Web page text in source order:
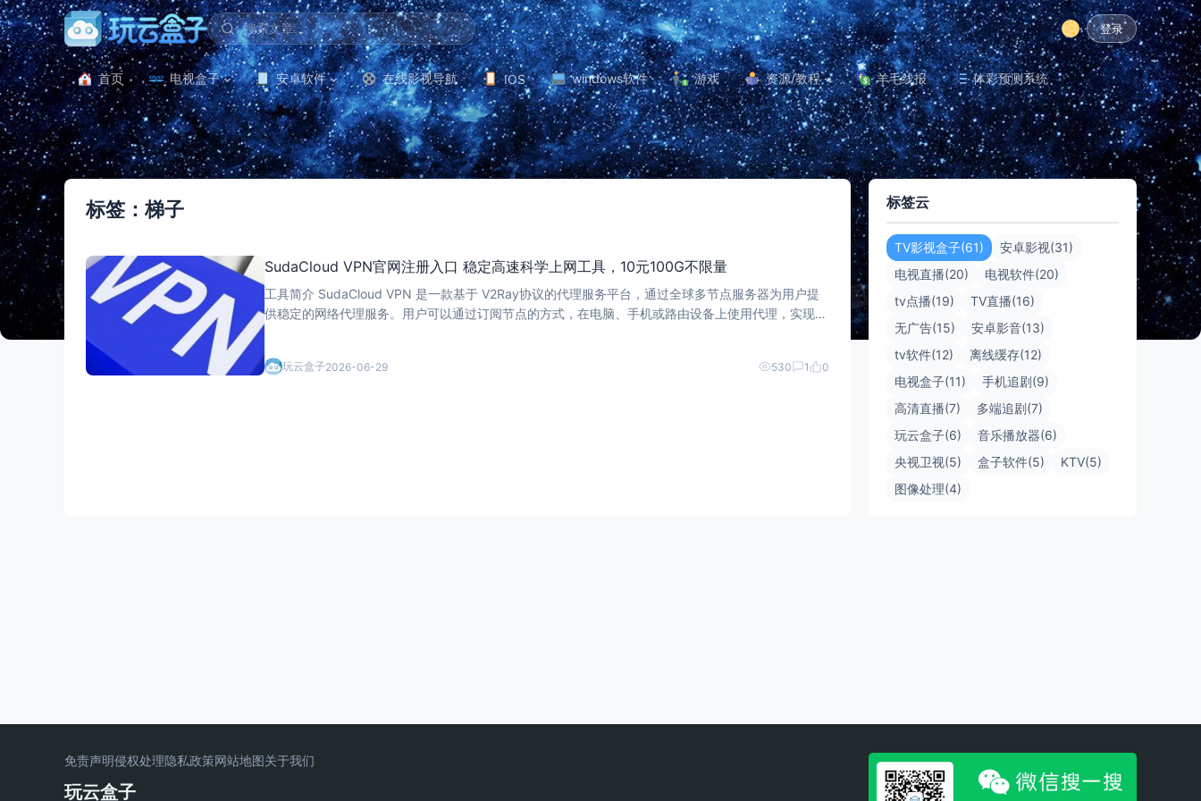
登录
首页 电视盒子 安卓软件 在线影视导航 IOS windows软件 游戏 资源/教程 羊毛线报 体彩预测系统
标签：梯子
SudaCloud VPN官网注册入口 稳定高速科学上网工具，10元100G不限量
工具简介 SudaCloud VPN 是一款基于 V2Ray协议的代理服务平台，通过全球多节点服务器为用户提
供稳定的网络代理服务。用户可以通过订阅节点的方式，在电脑、手机或路由设备上使用代理，实现更
玩云盒子2026-06-29 530 1 0
标签云
TV影视盒子(61)
安卓影视(31)
电视直播(20)
电视软件(20)
tv点播(19)
TV直播(16)
无广告(15)
安卓影音(13)
tv软件(12)
离线缓存(12)
电视盒子(11)
手机追剧(9)
高清直播(7)
多端追剧(7)
玩云盒子(6)
音乐播放器(6)
央视卫视(5)
盒子软件(5)
KTV(5)
图像处理(4)
免责声明侵权处理隐私政策网站地图关于我们
玩云盒子